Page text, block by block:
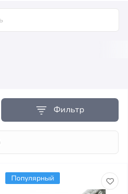
Фильтр
Популярный